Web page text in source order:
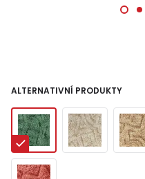
ALTERNATIVNÍ PRODUKTY